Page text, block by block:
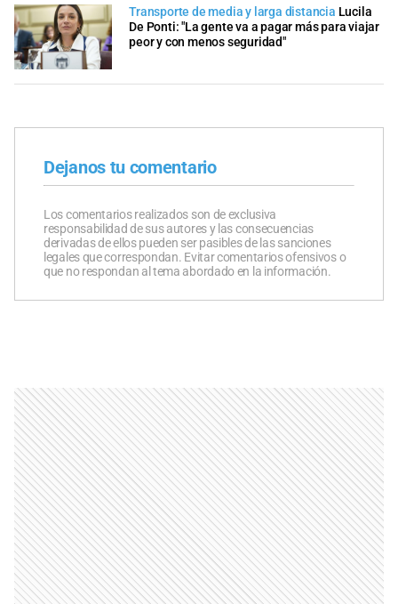
Transporte de media y larga distancia Lucila
De Ponti: "La gente va a pagar más para viajar
peor y con menos seguridad"
Dejanos tu comentario
Los comentarios realizados son de exclusiva
responsabilidad de sus autores y las consecuencias
derivadas de ellos pueden ser pasibles de las sanciones
legales que correspondan. Evitar comentarios ofensivos o
que no respondan al tema abordado en la información.